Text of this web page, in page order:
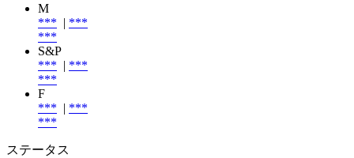
M
*** | ***
***
S&P
*** | ***
***
F
*** | ***
***
ステータス